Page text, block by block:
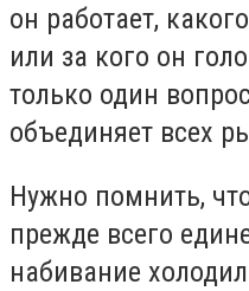
он работает,
или за кого он
только один
объединяет всех
Нужно помнить,
прежде всего
набивание